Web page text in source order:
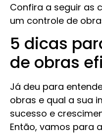
Confira a seguir as
um controle de
5 dicas
de obras
Já deu para
obras e qual a sua
sucesso e
Então, vamos para